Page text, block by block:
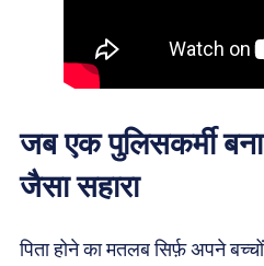
जब एक पुलिसकर्मी
जैसा सहारा
पिता होने का मतलब सिर्फ़ अपने